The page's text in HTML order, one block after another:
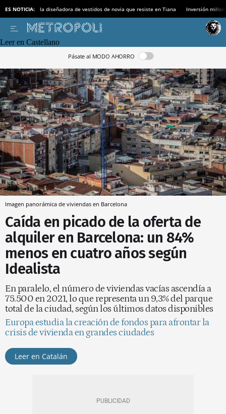
ES NOTICIA: la diseñadora de vestidos de novia que resiste en Tiana Inversión
Leer en Castellano
Pásate al MODO AHORRO
Imagen panorámica de viviendas en Barcelona
Caída en picado de la oferta de
alquiler en Barcelona: un 84%
menos en cuatro años según
Idealista
En paralelo, el número de viviendas vacías ascendía a
75.500 en 2021, lo que representa un 9,3% del parque
total de la ciudad, según los últimos datos disponibles
Europa estudia la creación de fondos para afrontar la
crisis de vivienda en grandes ciudades
Leer en Catalán